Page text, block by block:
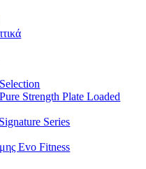
Strength Plate Loaded
Series
Evo Fitness